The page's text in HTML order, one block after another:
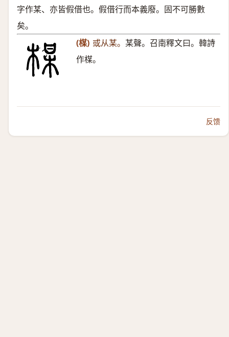
字作某、亦皆假借也。假借行而本義廢。固不可勝數
矣。
(楳) 或从某。 某聲。召南釋文曰。韓詩
作楳。
反馈